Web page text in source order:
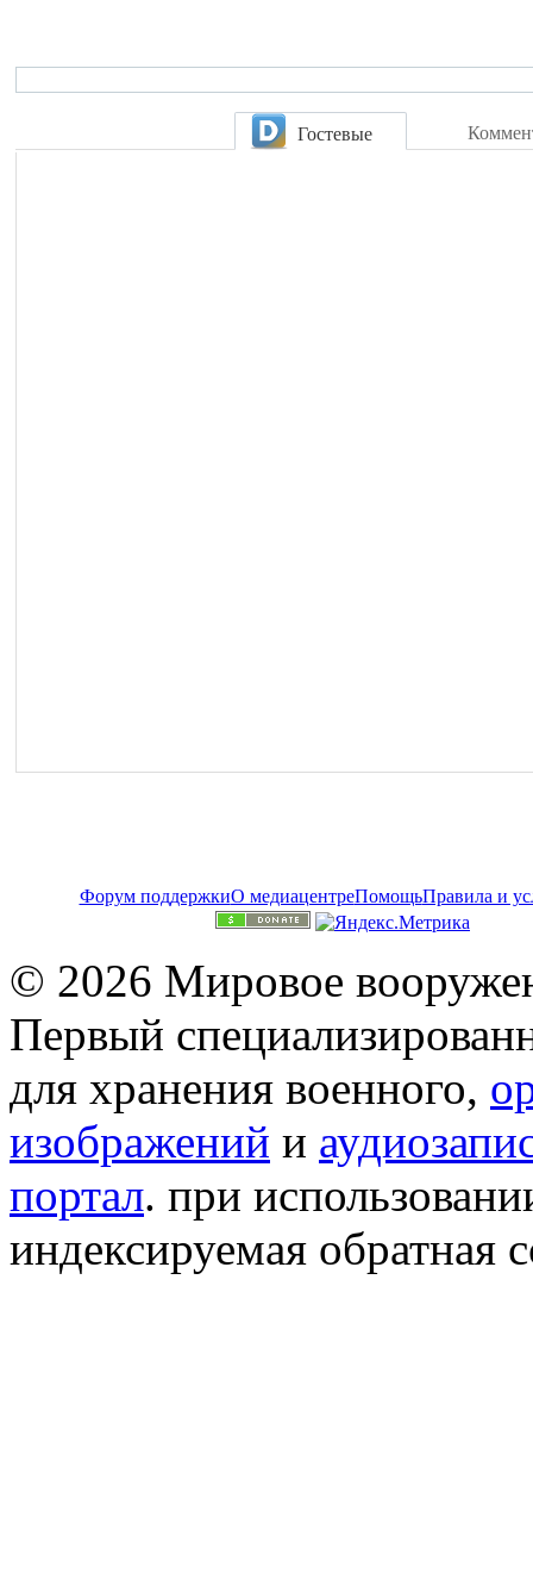
Гостевые
Форум поддержкиО медиацентреПомощьПравила и
© 2026 Мировое
Первый
для хранения военного,
изображений и
портал. при
индексируемая обратная